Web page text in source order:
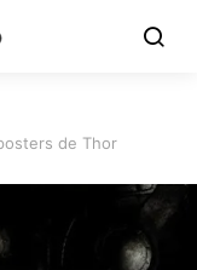
de Thor